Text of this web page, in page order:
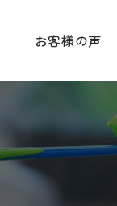
お客様の声